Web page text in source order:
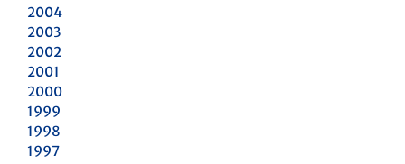
2004
2003
2002
2001
2000
1999
1998
1997